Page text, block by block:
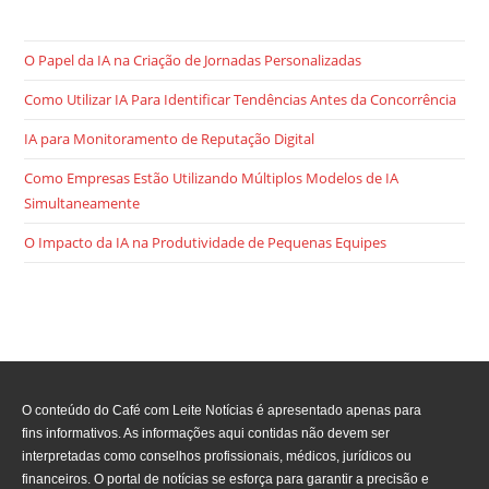
O Papel da IA na Criação de Jornadas Personalizadas
Como Utilizar IA Para Identificar Tendências Antes da Concorrência
IA para Monitoramento de Reputação Digital
Como Empresas Estão Utilizando Múltiplos Modelos de IA
Simultaneamente
O Impacto da IA na Produtividade de Pequenas Equipes
O conteúdo do Café com Leite Notícias é apresentado apenas para
fins informativos. As informações aqui contidas não devem ser
interpretadas como conselhos profissionais, médicos, jurídicos ou
financeiros. O portal de notícias se esforça para garantir a precisão e